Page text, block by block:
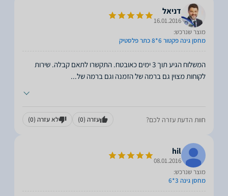
דניאל
16.01.2016
מוצר שנרכש:
מחסן גינה פקטור 6*8 כתר פלסטיק
המשלוח הגיע תוך 3 ימים כאובטח. התקשרו לתאם קבלה. שירות
לקוחות מצוין גם ברמה של הזמנה וגם ברמה של...
חוות הדעת עזרה לכם? עזרה (0) לא עזרה (0)
hil
08.01.2016
מוצר שנרכש:
מחסן גינה 3*6